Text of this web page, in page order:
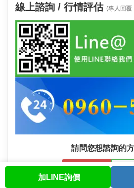
股票查詢
線上諮詢 / 行情評估 (專人回覆
請問您想諮詢的
加LINE詢價